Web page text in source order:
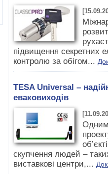
підвищення секретних
контролю за обігом...
TESA Universal –
еваковиходів
Одним
скупчення людей –
виставкові центри,...